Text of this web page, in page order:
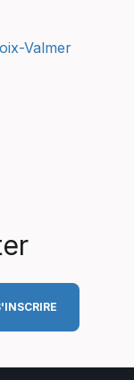
Valmer